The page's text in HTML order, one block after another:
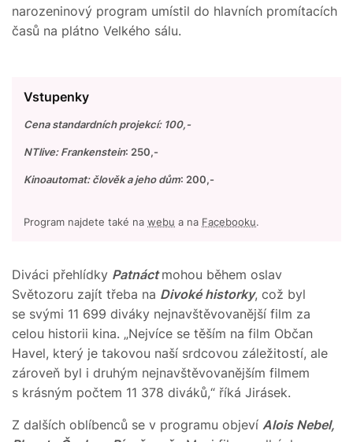
narozeninový program umístil do hlavních promítacích
časů na plátno Velkého sálu.
Vstupenky
Cena standardních projekcí: 100,-
NTlive: Frankenstein: 250,-
Kinoautomat: člověk a jeho dům: 200,-
Program najdete také na webu a na Facebooku.
Diváci přehlídky Patnáctmohou během oslav
Světozoru zajít třeba na Divoké historky, což byl
se svými 11 699 diváky nejnavštěvovanější film za
celou historii kina. „Nejvíce se těším na film Občan
Havel, který je takovou naší srdcovou záležitostí, ale
zároveň byl i druhým nejnavštěvovanějším filmem
s krásným počtem 11 378 diváků,“ říká Jirásek.
Z dalších oblíbenců se v programu objeví Alois Nebel,